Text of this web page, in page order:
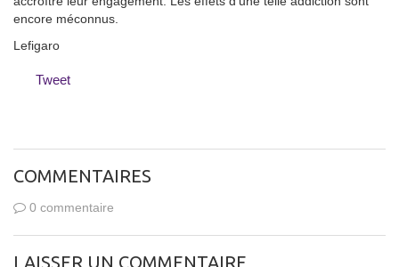
encore méconnus.
Lefigaro
Tweet
COMMENTAIRES
0 commentaire
LAISSER UN COMMENTAIRE